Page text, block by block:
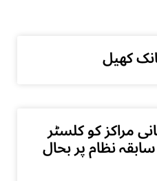
کھیل
مراکز کو کلسٹر
نظام پر بحال